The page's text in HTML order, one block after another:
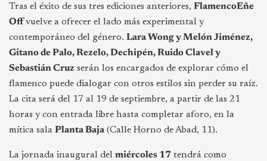
Tras el éxito de sus tres ediciones anteriores, FlamencoEñe
Offvuelve a ofrecer el lado más experimental y
contemporáneo del género. Lara Wong y Melón Jiménez,
Gitano de Palo, Rezelo, Dechipén, Ruido Clavel y
Sebastián Cruz serán los encargados de explorar cómo el
flamenco puede dialogar con otros estilos sin perder su raíz.
La cita será del 17 al 19 de septiembre, a partir de las 21
horas y con entrada libre hasta completar aforo, en la
mítica sala Planta Baja (Calle Horno de Abad, 11).
La jornada inaugural del miércoles 17 tendrá como